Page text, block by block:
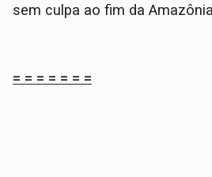
sem culpa ao fim da
= = = = = = =